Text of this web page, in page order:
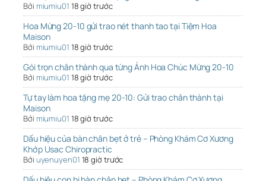
Bởi miumiu01 18 giờ trước
Hoa Mừng 20-10 gửi trao nét thanh tao tại Tiệm Hoa
Maison
Bởi miumiu01 18 giờ trước
Gói trọn chân thành qua từng Ảnh Hoa Chúc Mừng 20-10
Bởi miumiu01 18 giờ trước
Tự tay làm hoa tặng mẹ 20-10: Gửi trao chân thành tại
Maison
Bởi miumiu01 18 giờ trước
Dấu hiệu của bàn chân bẹt ở trẻ – Phòng Khám Cơ Xương
Khớp Usac Chiropractic
Bởi uyenuyen01 18 giờ trước